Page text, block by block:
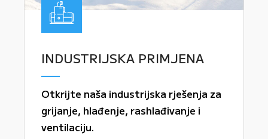
INDUSTRIJSKA PRIMJENA
Otkrijte naša industrijska rješenja za
grijanje, hlađenje, rashlađivanje i
ventilaciju.